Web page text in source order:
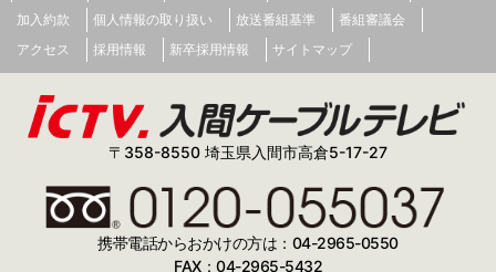
加入約款
個人情報の取り扱い 放送番組基準
番組審議会
アクセス
採用情報 新卒採用情報 サイトマップ
〒358-8550 埼玉県入間市高倉5-17-27
携帯電話からおかけの方は：04-2965-0550
FAX：04-2965-5432